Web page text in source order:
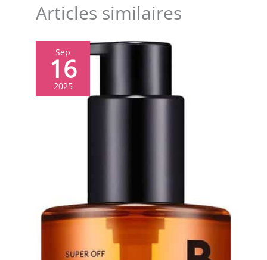
Articles similaires
Sep
16
2025